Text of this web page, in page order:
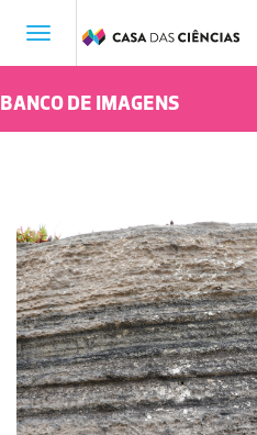
Toggle
BANCO DE IMAGENS